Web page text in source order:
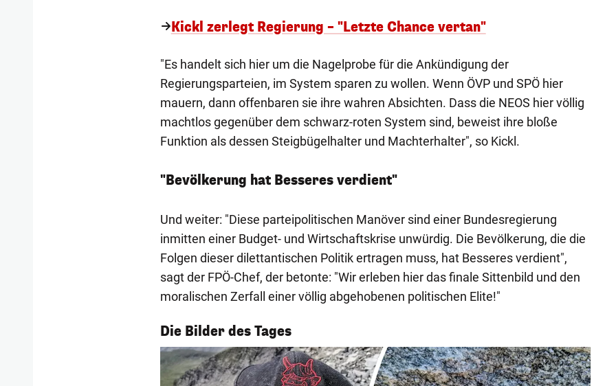
Kickl zerlegt Regierung – "Letzte Chance vertan"
"Es handelt sich hier um die Nagelprobe für die Ankündigung der
Regierungsparteien, im System sparen zu wollen. Wenn ÖVP und SPÖ hier
mauern, dann offenbaren sie ihre wahren Absichten. Dass die NEOS hier völlig
machtlos gegenüber dem schwarz-roten System sind, beweist ihre bloße
Funktion als dessen Steigbügelhalter und Machterhalter", so Kickl.
"Bevölkerung hat Besseres verdient"
Und weiter: "Diese parteipolitischen Manöver sind einer Bundesregierung
inmitten einer Budget- und Wirtschaftskrise unwürdig. Die Bevölkerung, die die
Folgen dieser dilettantischen Politik ertragen muss, hat Besseres verdient",
sagt der FPÖ-Chef, der betonte: "Wir erleben hier das finale Sittenbild und den
moralischen Zerfall einer völlig abgehobenen politischen Elite!"
Die Bilder des Tages
1/54